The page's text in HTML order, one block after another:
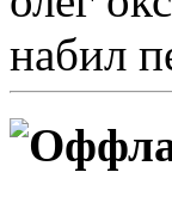
набил